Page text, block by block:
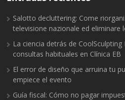
Salotto decluttering: Come
televisione nazionale ed eliminare
La ciencia detrás de
consultas habituales en Clínica EB
El error de diseño que arruina tu
empiece el evento
Guía fiscal: Cómo no pagar